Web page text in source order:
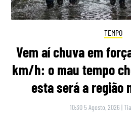
TEMPO
Vem aí chuva em
km/h: o mau tempo
esta será a região
10:30 5 Agosto, 2026 |